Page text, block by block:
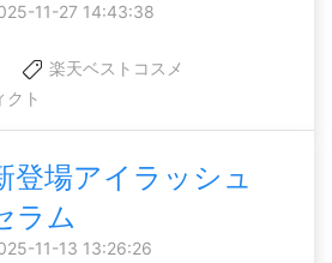
11-27 14:43:38
楽天ベストコスメ
クト
登場アイラッシュ
ラム
11-13 13:26:26